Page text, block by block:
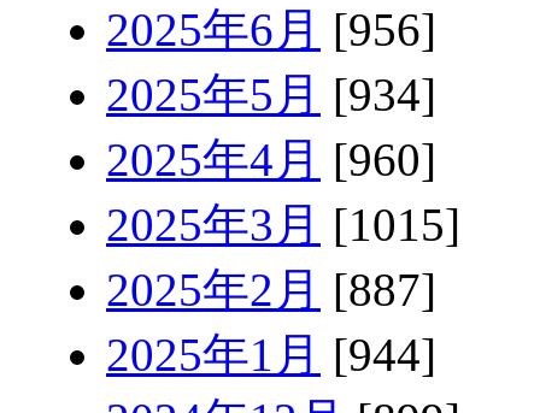
2025年6月 [956]
2025年5月 [934]
2025年4月 [960]
2025年3月 [1015]
2025年2月 [887]
2025年1月 [944]